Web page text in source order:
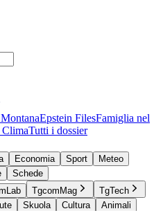
Epstein FilesFamiglia nel
ClimaTutti i dossier
Economia Sport
Meteo
Schede
TgcomMag
TgTech
Skuola Cultura
Animali